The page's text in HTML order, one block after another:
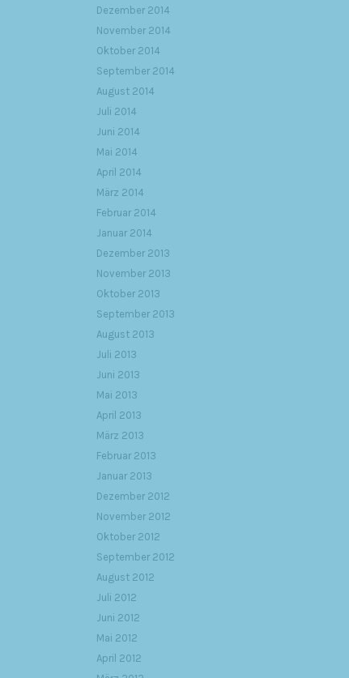
Dezember 2014
November 2014
Oktober 2014
September 2014
August 2014
Juli 2014
Juni 2014
Mai 2014
April 2014
März 2014
Februar 2014
Januar 2014
Dezember 2013
November 2013
Oktober 2013
September 2013
August 2013
Juli 2013
Juni 2013
Mai 2013
April 2013
März 2013
Februar 2013
Januar 2013
Dezember 2012
November 2012
Oktober 2012
September 2012
August 2012
Juli 2012
Juni 2012
Mai 2012
April 2012